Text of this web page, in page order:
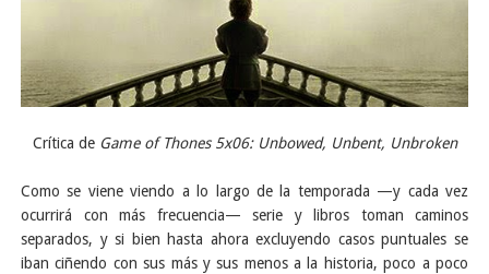
Crítica de Game of Thones 5x06: Unbowed, Unbent, Unbroken
Como se viene viendo a lo largo de la temporada —y cada vez
ocurrirá con más frecuencia— serie y libros toman caminos
separados, y si bien hasta ahora excluyendo casos puntuales se
iban ciñendo con sus más y sus menos a la historia, poco a poco